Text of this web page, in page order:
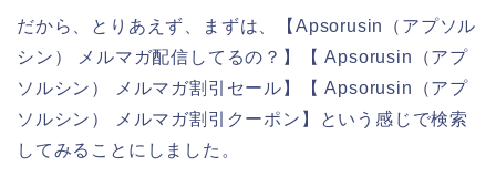
だから、とりあえず、まずは、【Apsorusin（アプソル
シン） メルマガ配信してるの？】【 Apsorusin（アプ
ソルシン） メルマガ割引セール】【 Apsorusin（アプ
ソルシン） メルマガ割引クーポン】という感じで検索
してみることにしました。